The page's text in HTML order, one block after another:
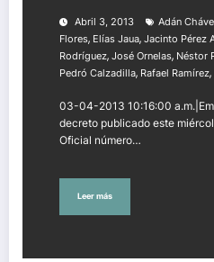
Abril 3, 2013 Adán
Flores, Elías Jaua, Jacinto Pérez
Rodríguez, José Ornelas, Néstor
Pedró Calzadilla, Rafael Ramírez,
03-04-2013 10:16:00
decreto publicado este
Oficial número…
Leer más